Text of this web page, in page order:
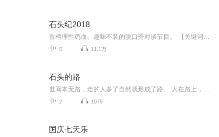
石头纪2018
5 11.1万
石头的路
2 1075
国庆七天乐